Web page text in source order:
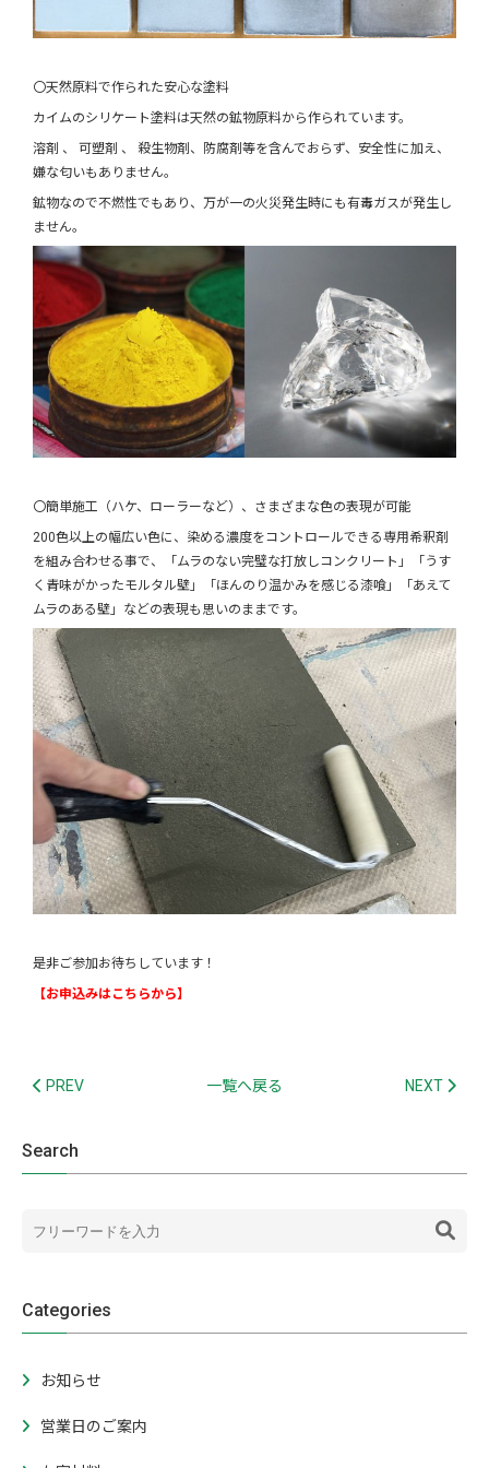
〇天然原料で作られた安心な塗料
カイムのシリケート塗料は天然の鉱物原料から作られています。
溶剤 、 可塑剤 、 殺生物剤、防腐剤等を含んでおらず、安全性に加え、
嫌な匂いもありません。
鉱物なので不燃性でもあり、万が一の火災発生時にも有毒ガスが発生し
ません。
〇簡単施工（ハケ、ローラーなど）、さまざまな色の表現が可能
200色以上の幅広い色に、染める濃度をコントロールできる専用希釈剤
を組み合わせる事で、「ムラのない完璧な打放しコンクリート」「うす
く青味がかったモルタル壁」「ほんのり温かみを感じる漆喰」「あえて
ムラのある壁」などの表現も思いのままです。
是非ご参加お待ちしています！
【お申込みはこちらから】
PREV 一覧へ戻る NEXT
Search
Categories
お知らせ
営業日のご案内